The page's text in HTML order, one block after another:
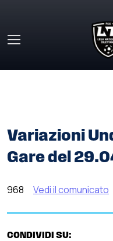
Variazioni
Gare del
968 Vedi il comunicato
CONDIVIDI SU: